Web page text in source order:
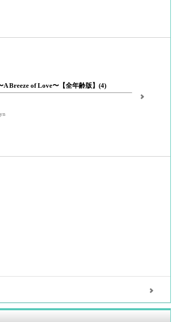
A Breeze of Love〜【全年齢版】(4)